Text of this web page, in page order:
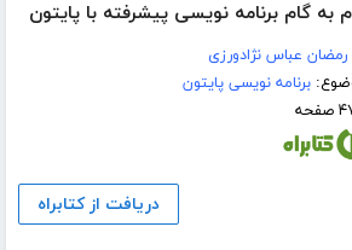
به‌ گام برنامه نویسی پیشرفته با پایتون
رمضان عباس نژادورزی
برنامه نویسی پایتون
دریافت از کتابراه